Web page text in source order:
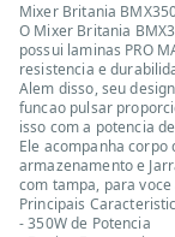
Mixer Britania
O Mixer Britania
possui laminas PRO
resistencia e
Alem disso, seu
funcao pulsar
isso com a potencia
Ele acompanha
armazenamento e
com tampa, para
Principais
- 350W de Potencia